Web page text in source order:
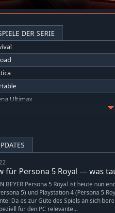
DER SERIE
Ultimax
für Persona 5 Royal — was
BEYER Persona 5 Royal ist heute nun
5) und Playstation 4 (Persona 5
Da es zur Güte des Spiels an sich
für den PC relevante...